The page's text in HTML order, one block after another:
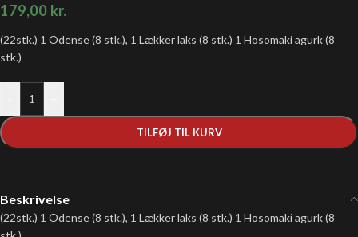
179,00 kr.
(22stk.) 1 Odense (8 stk.), 1 Lækker laks (8 stk.) 1 Hosomaki agurk (8
stk.)
TILFØJ TIL KURV
Beskrivelse
(22stk.) 1 Odense (8 stk.), 1 Lækker laks (8 stk.) 1 Hosomaki agurk (8